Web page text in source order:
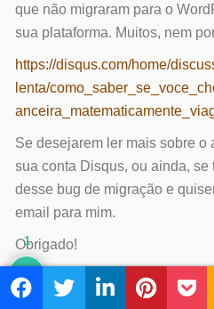
que não migraram para o
sua plataforma. Muitos, nem
https://disqus.com/home/
lenta/
Se desejarem ler mais sobre o
sua conta Disqus, ou ainda,
desse bug de migração e
email para mim.
Obrigado!
Responder
1